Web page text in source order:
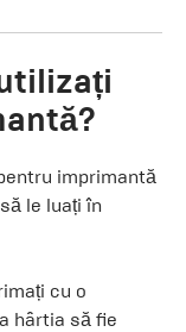
imprimantă
le luați în
cu o
hârtia să fie